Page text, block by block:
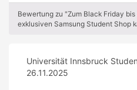
Bewertung zu "Zum Black Friday
exklusiven Samsung Student Shop
Universität Innsbruck
26.11.2025